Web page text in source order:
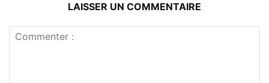
LAISSER UN COMMENTAIRE